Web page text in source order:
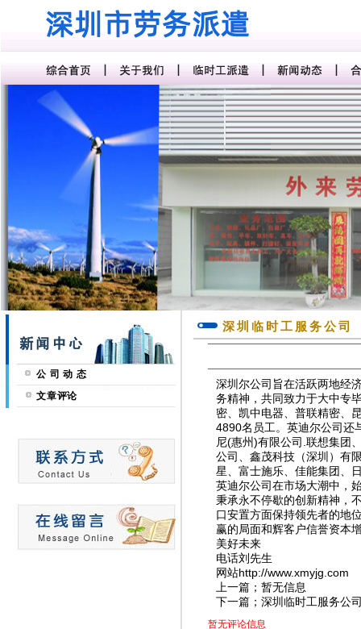
公 司 动 态
文章评论
深圳临时工服务公司
深圳尔公司旨在活跃两地经
务精神，共同致力于大中专
密、凯中电器、普联精密、
4890名员工。英迪尔公司还
尼(惠州)有限公司.联想集团
公司、鑫茂科技（深圳）有
星、富士施乐、佳能集团、
英迪尔公司在市场大潮中，
秉承永不停歇的创新精神，
口安置方面保持领先者的地
赢的局面和辉客户信誉资本
美好未来
电话刘先生
网站http://www.xmyjg.com
上一篇；暂无信息
下一篇；深圳临时工服务公
暂无评论信息